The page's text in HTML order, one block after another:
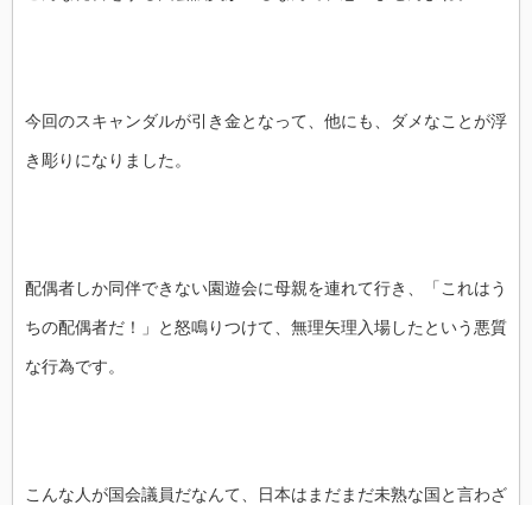
今回のスキャンダルが引き金となって、他にも、ダメなことが浮
き彫りになりました。
配偶者しか同伴できない園遊会に母親を連れて行き、「これはう
ちの配偶者だ！」と怒鳴りつけて、無理矢理入場したという悪質
な行為です。
こんな人が国会議員だなんて、日本はまだまだ未熟な国と言わざ